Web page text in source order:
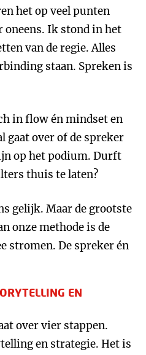
het op veel punten
oneens. Ik stond in het
van de regie. Alles
staan. Spreken is
in flow én mindset en
gaat over of de spreker
op het podium. Durft
thuis te laten?
gelijk. Maar de grootste
onze methode is de
stromen. De spreker én
EN
over vier stappen.
en strategie. Het is